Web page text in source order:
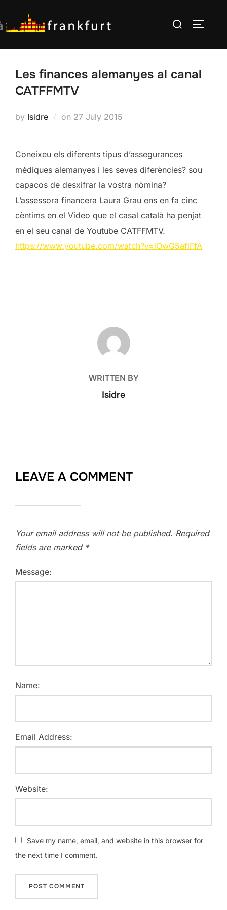
to
content
Search
Les finances alemanyes al canal
CATFFMTV
by Isidre on Posted
27 July 2015
Coneixeu els diferents tipus d’assegurances
mèdiques alemanyes i les seves diferències? sou
capacos de desxifrar la vostra nòmina?
L’assessora financera Laura Grau ens en fa cinc
cèntims en el Video que el casal català ha penjat
en el seu canal de Youtube CATFFMTV.
https://www.youtube.com/watch?v=iOwG5aflFfA
POST AUTHOR
WRITTEN BY
Isidre
LEAVE A COMMENT
Your email address will not be published. Required
fields are marked *
Message:
Name:
Email Address:
Website:
Save my name, email, and website in this browser for
the next time I comment.